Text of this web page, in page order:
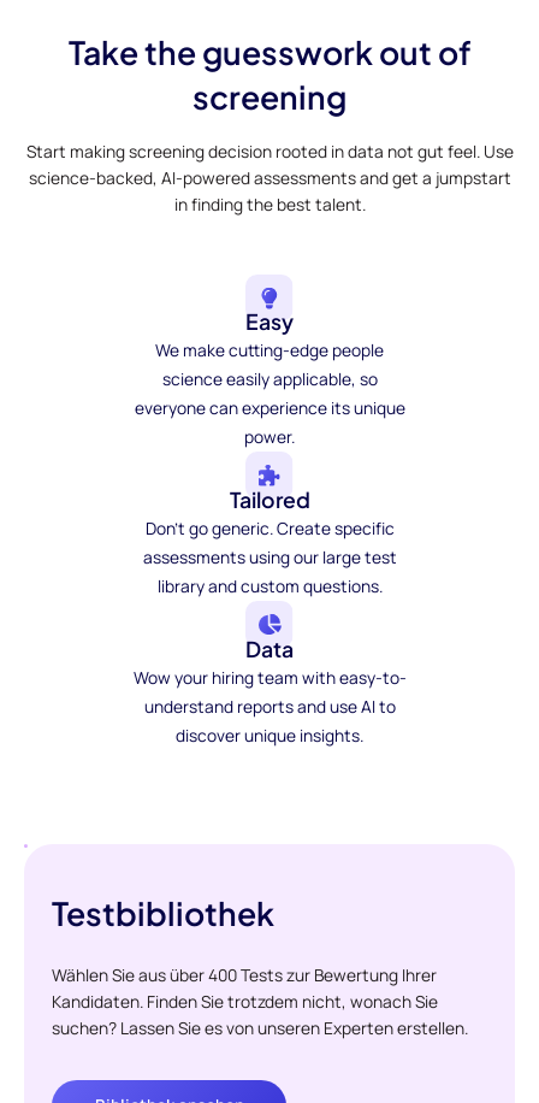
Take the guesswork out of
screening
Start making screening decision rooted in data not gut feel. Use
science-backed, AI-powered assessments and get a jumpstart
in finding the best talent.
Easy
We make cutting-edge people
science easily applicable, so
everyone can experience its unique
power.
Tailored
Don't go generic. Create specific
assessments using our large test
library and custom questions.
Data
Wow your hiring team with easy-to-
understand reports and use AI to
discover unique insights.
Testbibliothek
Wählen Sie aus über 400 Tests zur Bewertung Ihrer
Kandidaten. Finden Sie trotzdem nicht, wonach Sie
suchen? Lassen Sie es von unseren Experten erstellen.